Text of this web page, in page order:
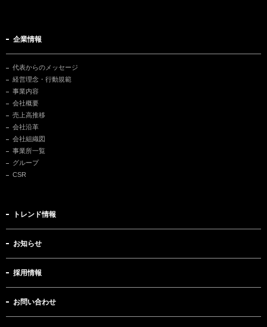
企業情報
代表からのメッセージ
経営理念・行動規範
事業内容
会社概要
売上高推移
会社沿革
会社組織図
事業所一覧
グループ
CSR
トレンド情報
お知らせ
採用情報
お問い合わせ